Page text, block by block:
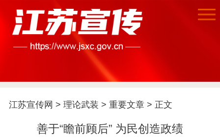
首页
江苏要闻
江苏宣传网 > 理论武装 > 重要文章> 正文
善于“瞻前顾后” 为民创造政绩